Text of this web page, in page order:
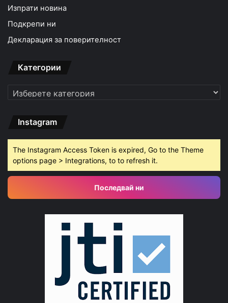
Изпрати новина
Подкрепи ни
Декларация за поверителност
Категории
Категории
Instagram
The Instagram Access Token is expired, Go to the Theme
options page > Integrations, to to refresh it.
Последвай ни